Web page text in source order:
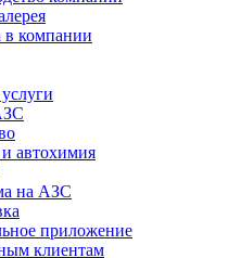
в компании
автохимия
на АЗС
приложение
клиентам